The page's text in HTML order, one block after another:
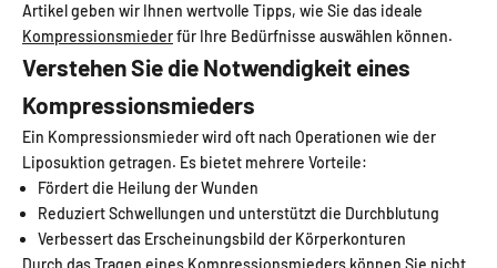
Artikel geben wir Ihnen wertvolle Tipps, wie Sie das ideale
Kompressionsmiederfür Ihre Bedürfnisse auswählen können.
Verstehen Sie die Notwendigkeit eines
Kompressionsmieders
Ein Kompressionsmieder wird oft nach Operationen wie der
Liposuktion getragen. Es bietet mehrere Vorteile:
Fördert die Heilung der Wunden
Reduziert Schwellungen und unterstützt die Durchblutung
Verbessert das Erscheinungsbild der Körperkonturen